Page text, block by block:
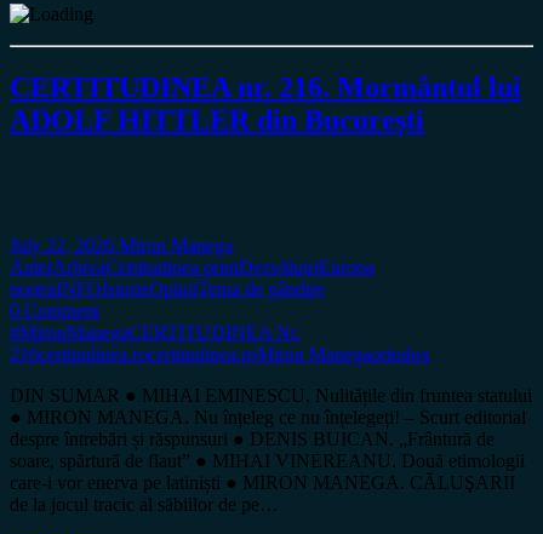
CERTITUDINEA nr. 216. Mormântul lui
ADOLF HITTLER din București
July 22, 2026 Miron Manega
AntetArhivaCertitudinea printDezvăluiriEuropa
nostraINFOIstorieOpiniiTema de gândire
0 Comment
#MironManegaCERTITUDINEA Nr.
216certitudinea.rocertitudinea.roMiron Manegaortodox
DIN SUMAR ● MIHAI EMINESCU. Nulitățile din fruntea statului
● MIRON MANEGA. Nu înțeleg ce nu înțelegeți! – Scurt editorial
despre întrebări și răspunsuri ● DENIS BUICAN. „Frântură de
soare, spărtură de flaut” ● MIHAI VINEREANU. Două etimologii
care-i vor enerva pe latiniști ● MIRON MANEGA. CĂLUŞARII
de la jocul tracic al săbiilor de pe…